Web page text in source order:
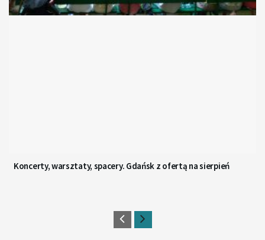
Koncerty, warsztaty, spacery. Gdańsk z ofertą na sierpień